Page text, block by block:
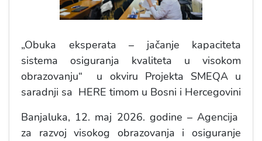
„Obuka eksperata – jačanje kapaciteta
sistema osiguranja kvaliteta u visokom
obrazovanju“ u okviru Projekta SMEQA u
saradnji sa HERE timom u Bosni i Hercegovini
Banjaluka, 12. maj 2026. godine – Agencija
za razvoj visokog obrazovanja i osiguranje